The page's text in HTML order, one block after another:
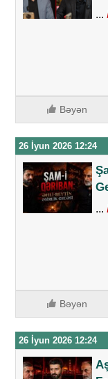
...
Bəyən
26 İyun 2026 12:24
...
Bəyən
26 İyun 2026 12:24